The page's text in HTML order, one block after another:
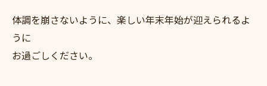
体調を崩さないように、楽しい年末年始が迎えられるよ
うに
お過ごしください。